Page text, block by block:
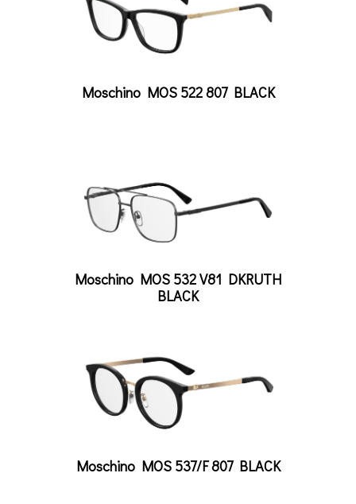
Moschino MOS 522 807 BLACK
Moschino MOS 532 V81 DKRUTH
BLACK
Moschino MOS 537/F 807 BLACK